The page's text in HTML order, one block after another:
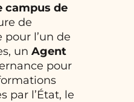
campus de
de
pour l’un de
un Agent
pour
par l’État, le